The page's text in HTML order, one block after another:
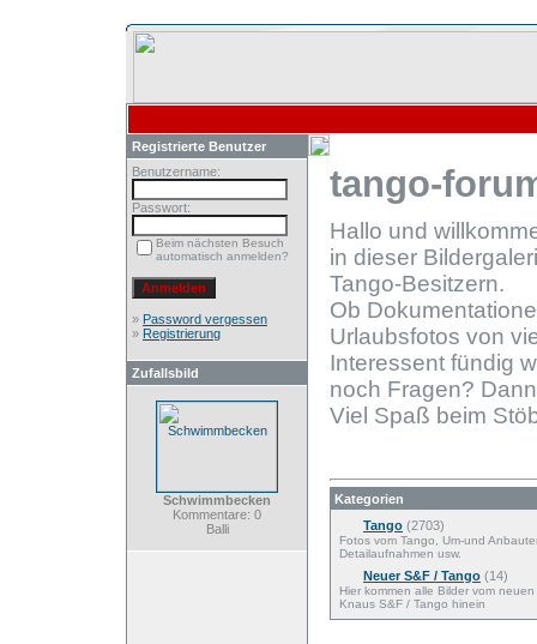
Registrierte Benutzer
Benutzername:
Passwort:
Beim nächsten Besuch
automatisch anmelden?
» Password vergessen
» Registrierung
Zufallsbild
Schwimmbecken
Kommentare: 0
Balli
tango-
Hallo und
in dieser
Tango-Besitzern.
Ob
Urlaubsfotos von
Interessent fündig
noch Fragen?
Viel Spaß beim
Kategorien
Tango (2703)
Fotos vom Tango, Um-und
Detailaufnahmen usw.
Neuer S&F / Tango (14)
Hier kommen alle Bilder vom neuen
Knaus S&F / Tango hinein